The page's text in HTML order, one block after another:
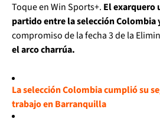
Toque en Win Sports+. El exarquero
partido entre la selección Colombia
compromiso de la fecha 3 de la
el arco charrúa.
La selección Colombia cumplió su
trabajo en Barranquilla